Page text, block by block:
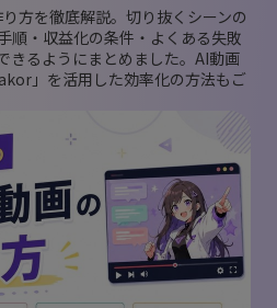
方を徹底解説。切り抜くシーンの
順・収益化の条件・よくある失敗
きるようにまとめました。AI動画
」を活用した効率化の方法もご